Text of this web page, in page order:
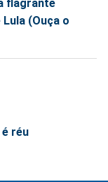
flagrante
(Ouça o
é réu